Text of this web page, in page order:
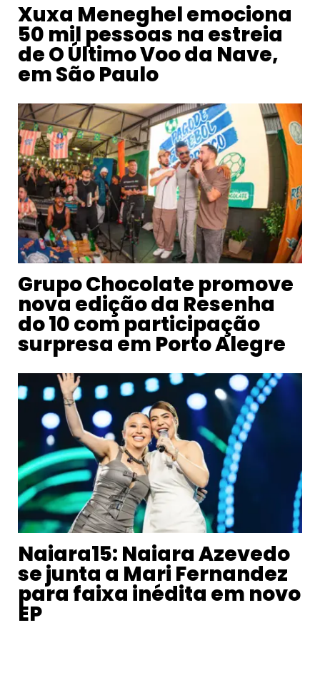
Xuxa Meneghel emociona
50 mil pessoas na estreia
de O Último Voo da Nave,
em São Paulo
Grupo Chocolate promove
nova edição da Resenha
do 10 com participação
surpresa em Porto Alegre
Naiara15: Naiara Azevedo
se junta a Mari Fernandez
para faixa inédita em novo
EP